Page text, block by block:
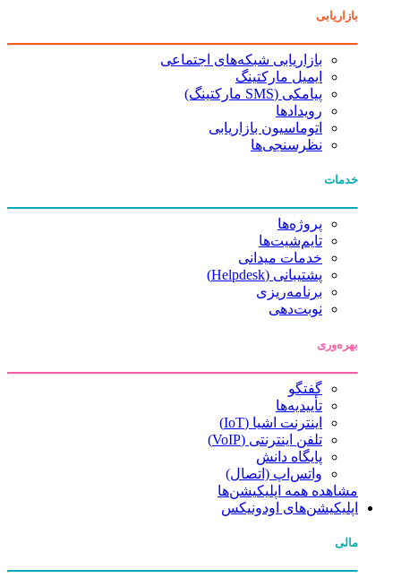
بازاریابی
بازاریابی شبکه‌های اجتماعی
ایمیل مارکتینگ
پیامکی (SMS مارکتینگ)
رویدادها
اتوماسیون بازاریابی
نظرسنجی‌ها
خدمات
پروژه‌ها
تایم‌شیت‌ها
خدمات میدانی
پشتیبانی (Helpdesk)
برنامه‌ریزی
نوبت‌دهی
بهره‌وری
گفتگو
تأییدیه‌ها
اینترنت اشیا (IoT)
تلفن اینترنتی (VoIP)
پایگاه دانش
واتس‌اپ (اتصال)
مشاهده همه اپلیکیشن‌ها
اپلیکیشن‌های اودونیکس
مالی